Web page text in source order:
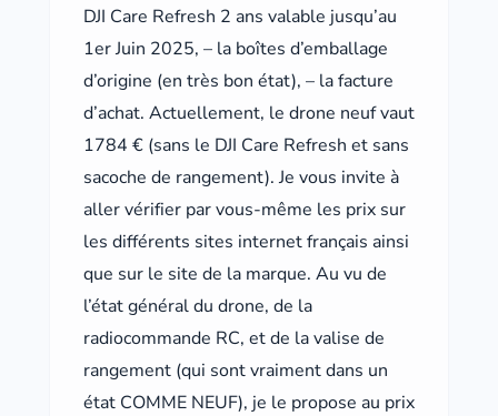
DJI Care Refresh 2 ans valable jusqu’au
1er Juin 2025, – la boîtes d’emballage
d’origine (en très bon état), – la facture
d’achat. Actuellement, le drone neuf vaut
1784 € (sans le DJI Care Refresh et sans
sacoche de rangement). Je vous invite à
aller vérifier par vous-même les prix sur
les différents sites internet français ainsi
que sur le site de la marque. Au vu de
l’état général du drone, de la
radiocommande RC, et de la valise de
rangement (qui sont vraiment dans un
état COMME NEUF), je le propose au prix